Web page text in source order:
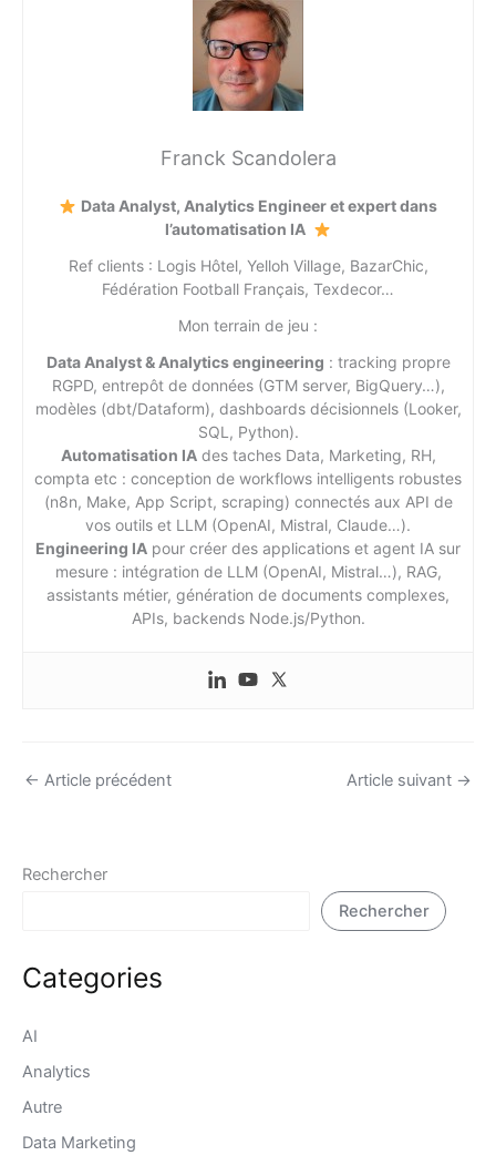
Franck Scandolera
Data Analyst, Analytics Engineer et expert dans
l’automatisation IA
Ref clients : Logis Hôtel, Yelloh Village, BazarChic,
Fédération Football Français, Texdecor…
Mon terrain de jeu :
Data Analyst & Analytics engineering : tracking propre
RGPD, entrepôt de données (GTM server, BigQuery…),
modèles (dbt/Dataform), dashboards décisionnels (Looker,
SQL, Python).
Automatisation IAdes taches Data, Marketing, RH,
compta etc : conception de workflows intelligents robustes
(n8n, Make, App Script, scraping) connectés aux API de
vos outils et LLM (OpenAI, Mistral, Claude…).
Engineering IA pour créer des applications et agent IA sur
mesure : intégration de LLM (OpenAI, Mistral…), RAG,
assistants métier, génération de documents complexes,
APIs, backends Node.js/Python.
← Article précédent Article suivant →
Rechercher
Rechercher
Categories
AI
Analytics
Autre
Data Marketing